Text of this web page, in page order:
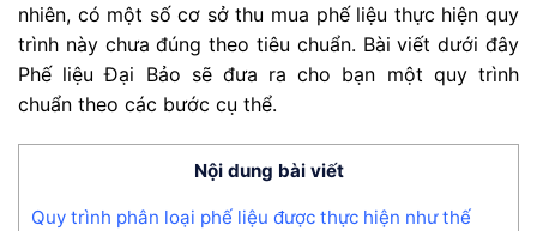
nhiên, có một số cơ sở thu mua phế liệu thực hiện quy
trình này chưa đúng theo tiêu chuẩn. Bài viết dưới đây
Phế liệu Đại Bảo sẽ đưa ra cho bạn một quy trình
chuẩn theo các bước cụ thể.
Nội dung bài viết
Quy trình phân loại phế liệu được thực hiện như thế